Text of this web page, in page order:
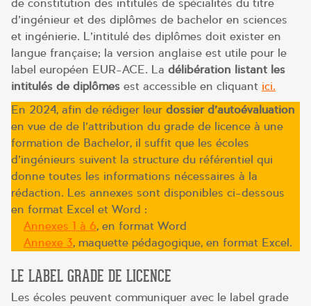
de constitution des intitulés de spécialités du titre
d’ingénieur et des diplômes de bachelor en sciences
et ingénierie. L’intitulé des diplômes doit exister en
langue française; la version anglaise est utile pour le
label européen EUR-ACE. La délibération listant les
intitulés de diplômes est accessible en cliquant ici.
En 2024, afin de rédiger leur dossier d’autoévaluation
en vue de de l’attribution du grade de licence à une
formation de Bachelor, il suffit que les écoles
d’ingénieurs suivent la structure du référentiel qui
donne toutes les informations nécessaires à la
rédaction. Les annexes sont disponibles ci-dessous
en format Excel et Word :
Annexes 1 à 6, en format Word
Annexe 3, maquette pédagogique, en format Excel.
LE LABEL GRADE DE LICENCE
Les écoles peuvent communiquer avec le label grade